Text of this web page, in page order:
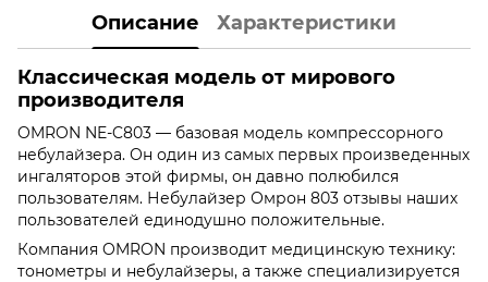
Описание Характеристики
Классическая модель от мирового
производителя
OMRON NE-C803 — базовая модель компрессорного
небулайзера. Он один из самых первых произведенных
ингаляторов этой фирмы, он давно полюбился
пользователям. Небулайзер Омрон 803 отзывы наших
пользователей единодушно положительные.
Компания OMRON производит медицинскую технику:
тонометры и небулайзеры, а также специализируется